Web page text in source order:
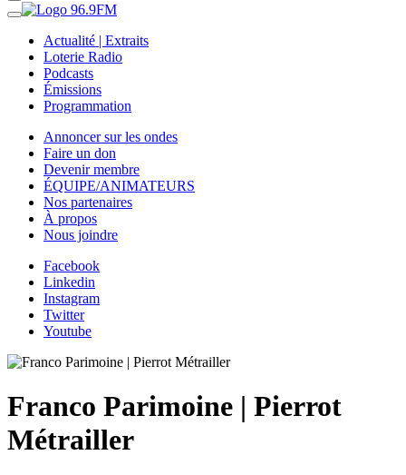
Actualité | Extraits
Loterie Radio
Podcasts
Émissions
Programmation
Annoncer sur les ondes
Faire un don
Devenir membre
ÉQUIPE/ANIMATEURS
Nos partenaires
À propos
Nous joindre
Facebook
Linkedin
Instagram
Twitter
Youtube
Franco Parimoine | Pierrot
Métrailler